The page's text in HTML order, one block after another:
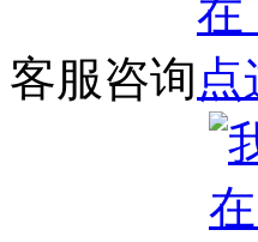
客服咨询